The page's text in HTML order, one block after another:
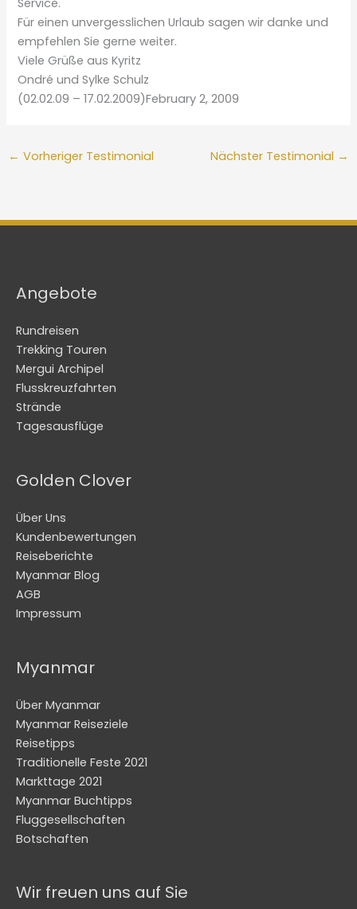
Für einen unvergesslichen Urlaub sagen wir danke und
empfehlen Sie gerne weiter.
Viele Grüße aus Kyritz
Ondré und Sylke Schulz
(02.02.09 – 17.02.2009)February 2, 2009
← Vorheriger Testimonial Nächster Testimonial →
Angebote
Rundreisen
Trekking Touren
Mergui Archipel
Flusskreuzfahrten
Strände
Tagesausflüge
Golden Clover
Über Uns
Kundenbewertungen
Reiseberichte
Myanmar Blog
AGB
Impressum
Myanmar
Über Myanmar
Myanmar Reiseziele
Reisetipps
Traditionelle Feste 2021
Markttage 2021
Myanmar Buchtipps
Fluggesellschaften
Botschaften
Wir freuen uns auf Sie